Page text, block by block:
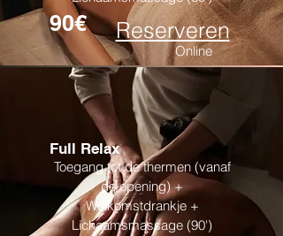
90€ Reserveren
Online
Full Relax
Toegang tot de thermen (vanaf
de opening) +
Welkomstdrankje +
Lichaamsmassage (90')